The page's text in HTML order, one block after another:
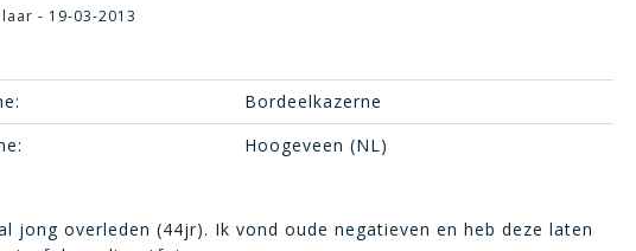
- 19-03-2013
Bordeelkazerne
Hoogeveen (NL)
jong overleden (44jr). Ik vond oude negatieven en heb deze laten